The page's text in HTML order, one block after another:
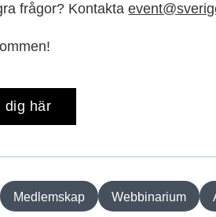
frågor? Kontakta
dig här
Medlemskap Webbinarium